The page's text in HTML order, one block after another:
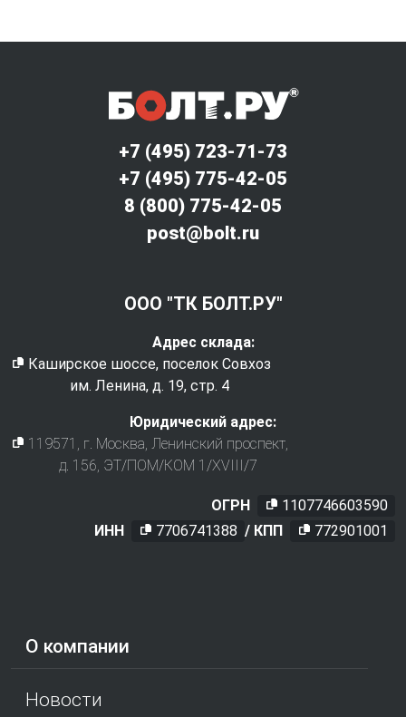
О компании
Новости
+7 (495) 723-71-73
+7 (495) 775-42-05
8 (800) 775-42-05
post@bolt.ru
ООО "ТК БОЛТ.РУ"
Адрес склада:
Каширское шоссе, поселок Совхоз
им. Ленина, д. 19, стр. 4
Юридический адрес:
119571
, г. Москва Ленинский проспект,
д. 156, ЭТ/ПОМ/КОМ 1/XVIII/7
ОГРН
1107746603590
ИНН
7706741388 / КПП 772901001